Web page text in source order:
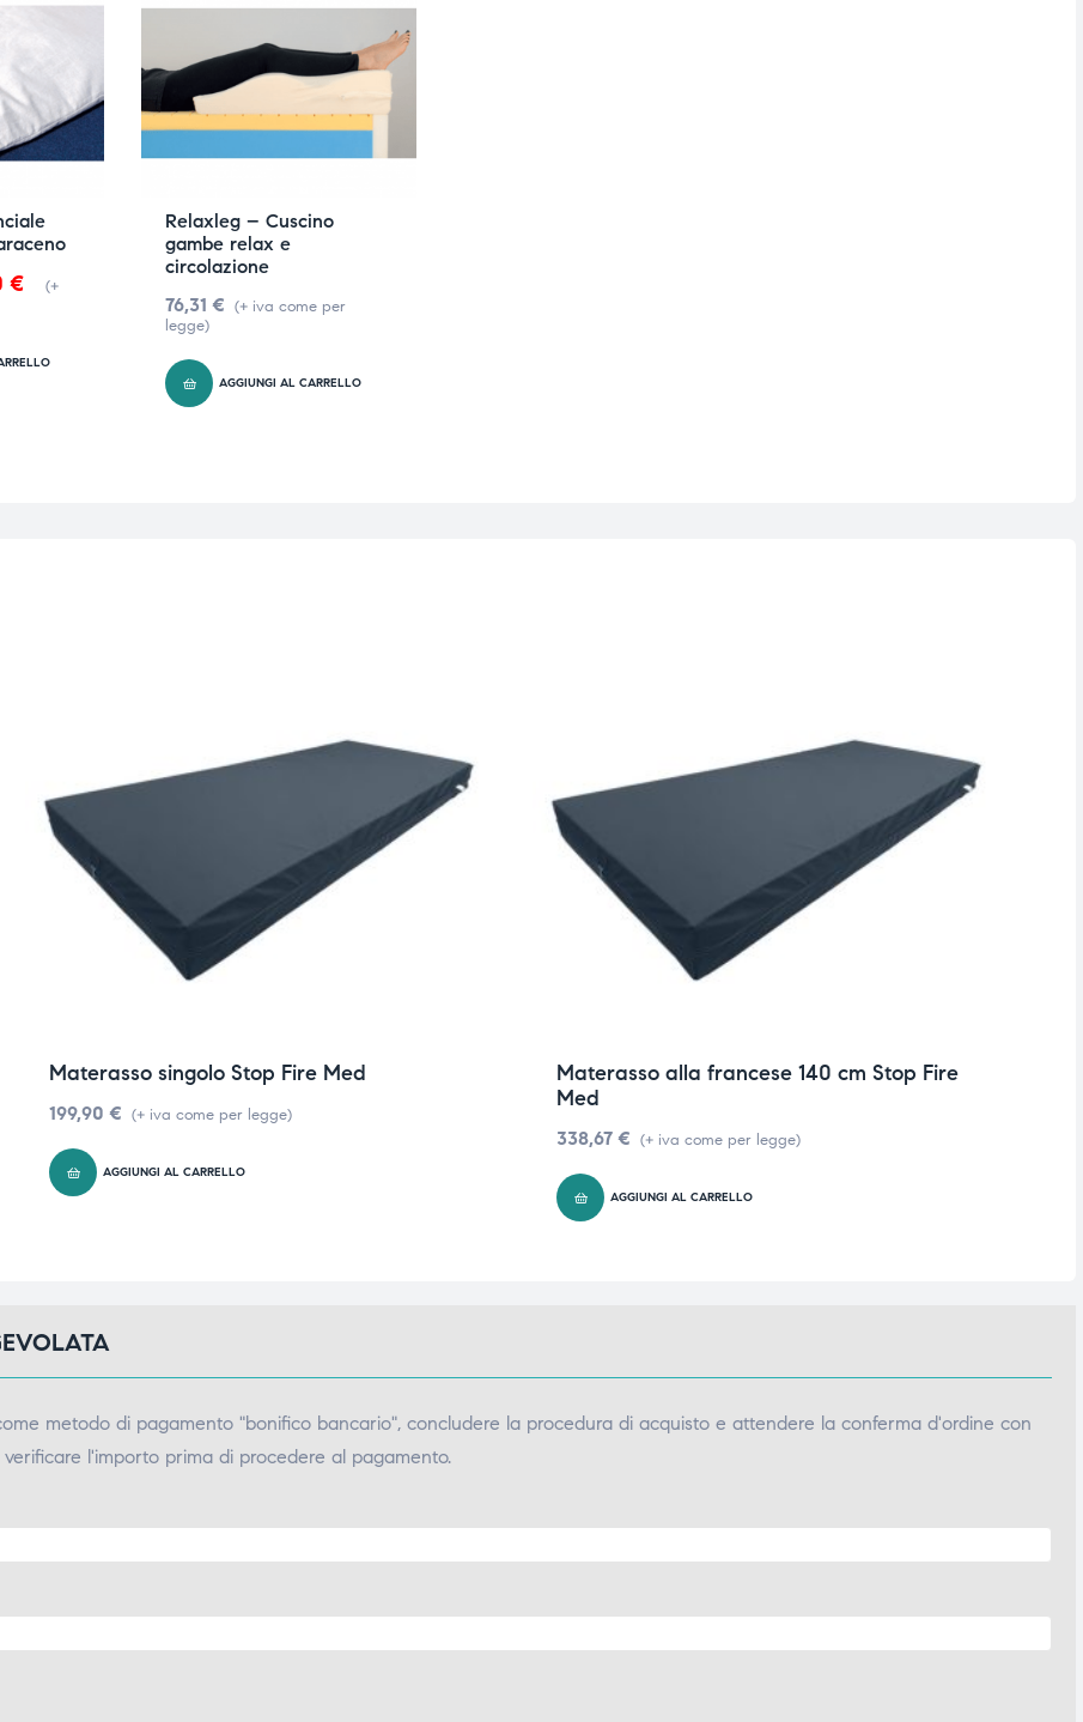
€
(+
Relaxleg – Cuscino
gambe relax e
circolazione
76,31€ (+ iva come per
legge)
AGGIUNGI AL CARRELLO
Materasso singolo Stop Fire Med
199,90 € (+ iva come per legge)
AGGIUNGI AL CARRELLO
Materasso alla francese 140 cm Stop Fire
Med
338,67 € (+ iva come per legge)
AGGIUNGI AL CARRELLO
metodo di pagamento "bonifico bancario", concludere la procedura di acquisto e attendere la conferma d'ordine con
l'importo prima di procedere al pagamento.